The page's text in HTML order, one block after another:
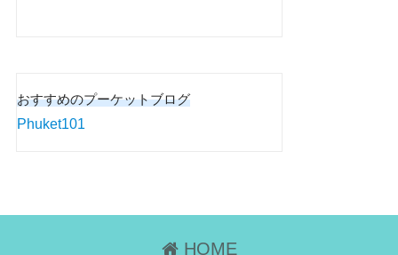
おすすめのプーケットブログ
Phuket101
HOME